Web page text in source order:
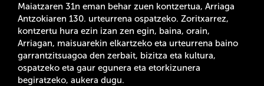
Maiatzaren 31n eman behar zuen kontzertua, Arriaga
Antzokiaren 130. urteurrena ospatzeko. Zoritxarrez,
kontzertu hura ezin izan zen egin, baina, orain,
Arriagan, maisuarekin elkartzeko eta urteurrena baino
garrantzitsuagoa den zerbait, bizitza eta kultura,
ospatzeko eta gaur egunera eta etorkizunera
begiratzeko, aukera dugu.